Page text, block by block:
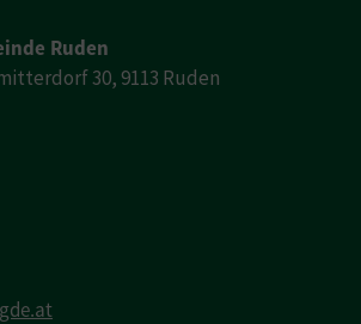
Ruden
30, 9113 Ruden